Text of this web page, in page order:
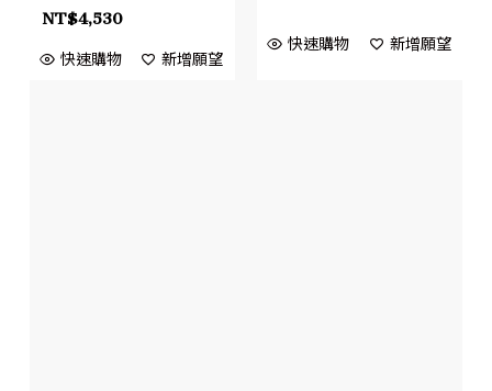
NT$4,530
快速購物 新增願望
快速購物 新增願望